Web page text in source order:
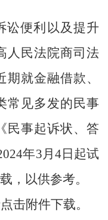
讼便利以及提升
人民法院商司法
就金融借款、
常见多发的民事
民事起诉状、答
年3月4日起试
，以供参考。
击附件下载。